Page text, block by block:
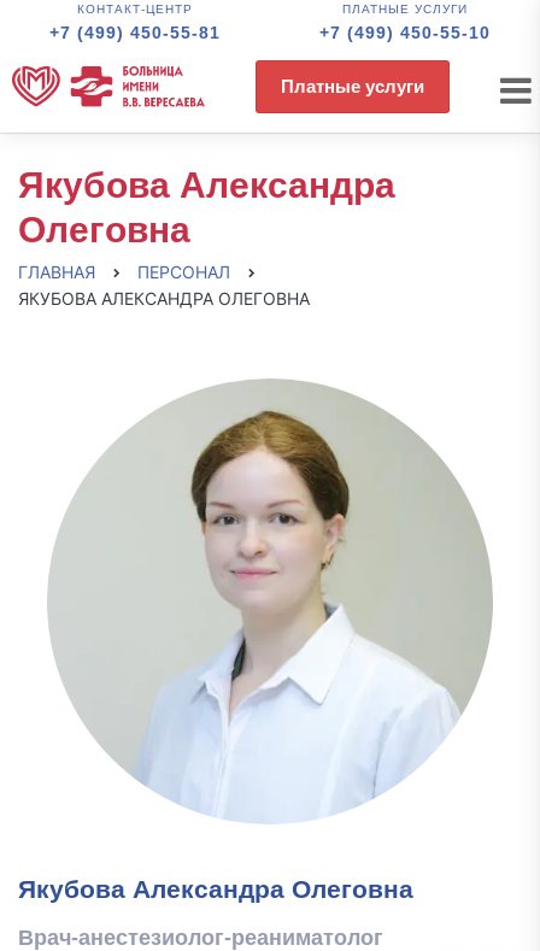
КОНТАКТ-ЦЕНТР
+7 (499) 450-55-81
ПЛАТНЫЕ УСЛУГИ
+7 (499) 450-55-10
Платные услуги
Якубова Александра
Олеговна
ГЛАВНАЯ
ПЕРСОНАЛ
ЯКУБОВА АЛЕКСАНДРА ОЛЕГОВНА
Якубова Александра Олеговна
Врач-анестезиолог-реаниматолог